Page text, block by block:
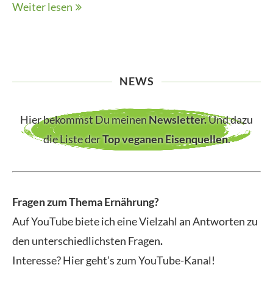
Weiter lesen
NEWS
Hier bekommst Du meinenNewsletter.Und dazu
die Liste derTop veganen Eisenquellen.
Fragen zum Thema Ernährung?
Auf YouTube biete ich eine Vielzahl an Antworten zu
den unterschiedlichsten Fragen.
Interesse? Hier geht’s zum YouTube-Kanal!